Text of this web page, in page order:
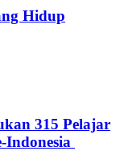
Hidup
315 Pelajar
Indonesia